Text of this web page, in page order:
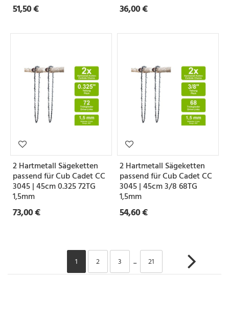
51,50 € 36,00 €
2 Hartmetall Sägeketten
passend für Cub Cadet CC
3045 | 45cm 0.325 72TG
1,5mm
73,00 €
2 Hartmetall Sägeketten
passend für Cub Cadet CC
3045 | 45cm 3/8 68TG
1,5mm
54,60 €
1 2 3 ... 21